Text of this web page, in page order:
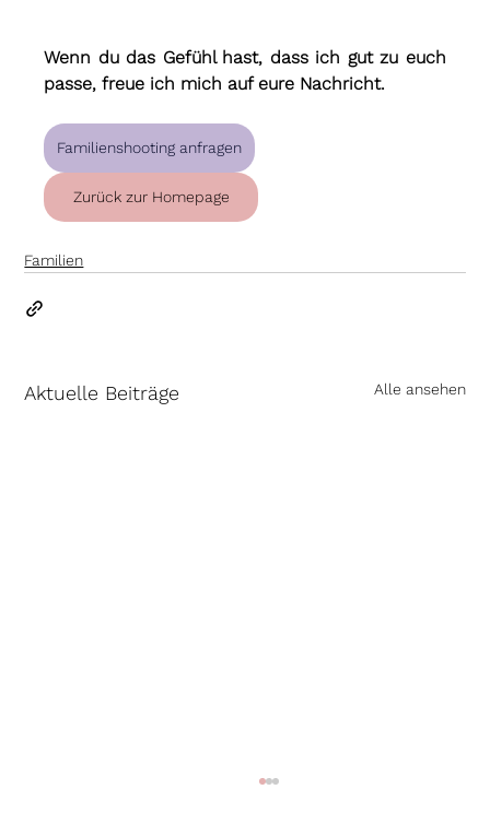
Wenn du das Gefühl hast, dass ich gut zu euch
passe, freue ich mich auf eure Nachricht.
Familienshooting anfragen
Zurück zur Homepage
Familien
Aktuelle Beiträge Alle ansehen